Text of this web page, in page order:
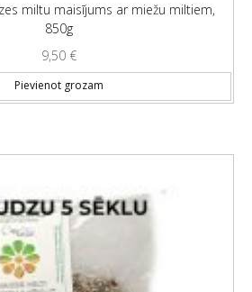
miltu maisījums ar miežu miltiem,
850g
9,50 €
Pievienot grozam